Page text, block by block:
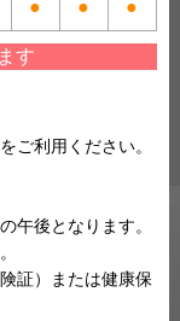
● ● ●
す
ご利用ください。
午後となります。
証）または健康保